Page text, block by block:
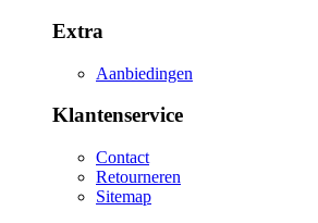
Extra
Aanbiedingen
Klantenservice
Contact
Retourneren
Sitemap